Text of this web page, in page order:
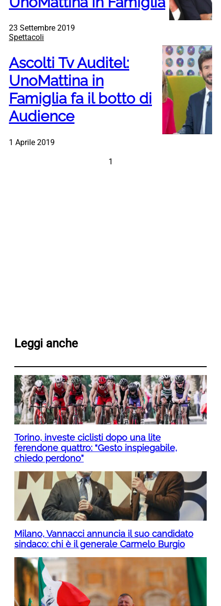
23 Settembre 2019
Spettacoli
Ascolti Tv Auditel:
UnoMattina in
Famiglia fa il botto di
Audience
1 Aprile 2019
1
Leggi anche
Torino, investe ciclisti dopo una lite
ferendone quattro: “Gesto inspiegabile,
chiedo perdono”
Milano, Vannacci annuncia il suo candidato
sindaco: chi è il generale Carmelo Burgio